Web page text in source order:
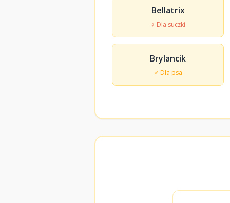
Bellatrix
♀ Dla suczki
Brylancik
♂ Dla psa